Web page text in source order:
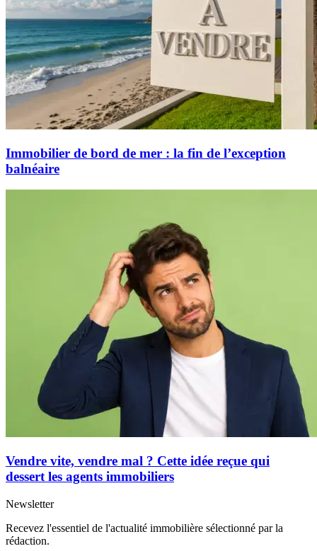
Immobilier de bord de mer : la fin de l’exception
balnéaire
Vendre vite, vendre mal ? Cette idée reçue qui
dessert les agents immobiliers
Newsletter
Recevez l'essentiel de l'actualité immobilière sélectionné par la
rédaction.